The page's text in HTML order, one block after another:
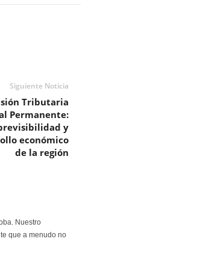
Siguiente Noticia
Tributaria
Permanente:
y
económico
de la región
Nuestro
que a menudo no